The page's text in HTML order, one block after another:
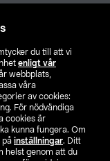
du till att vi
enligt vår
webbplats,
våra
av cookies:
För nödvändiga
cookies är
kunna fungera. Om
på inställningar. Ditt
helst genom att du